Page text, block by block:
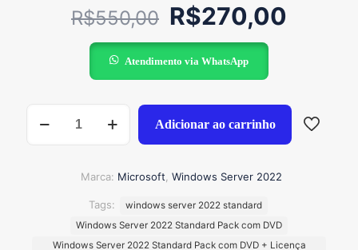
R$550,00 O
preço
original
era:
R$550,00.
R$270,00
Atendimento via WhatsApp
Server
2022
quantidade
Adicionar ao carrinho
Tags:
windows server 2022 standard
Windows Server 2022 Standard Pack com DVD
Windows Server 2022 Standard Pack com DVD + Licença
Marca: Microsoft, Windows Server 2022